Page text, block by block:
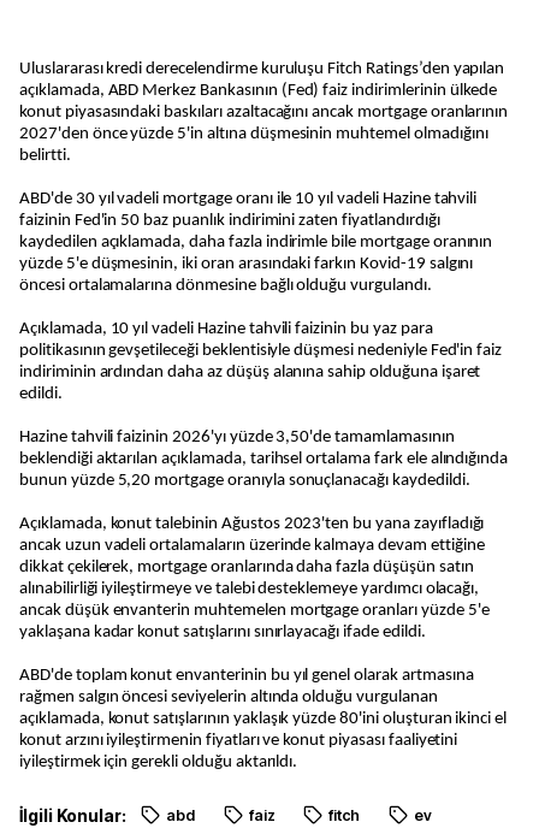
Uluslararası kredi derecelendirme kuruluşu Fitch Ratings’den yapılan
açıklamada, ABD Merkez Bankasının (Fed) faiz indirimlerinin ülkede
konut piyasasındaki baskıları azaltacağını ancak mortgage oranlarının
2027'den önce yüzde 5'in altına düşmesinin muhtemel olmadığını
belirtti.
ABD'de 30 yıl vadeli mortgage oranı ile 10 yıl vadeli Hazine tahvili
faizinin Fed'in 50 baz puanlık indirimini zaten fiyatlandırdığı
kaydedilen açıklamada, daha fazla indirimle bile mortgage oranının
yüzde 5'e düşmesinin, iki oran arasındaki farkın Kovid-19 salgını
öncesi ortalamalarına dönmesine bağlı olduğu vurgulandı.
Açıklamada, 10 yıl vadeli Hazine tahvili faizinin bu yaz para
politikasının gevşetileceği beklentisiyle düşmesi nedeniyle Fed'in faiz
indiriminin ardından daha az düşüş alanına sahip olduğuna işaret
edildi.
Hazine tahvili faizinin 2026'yı yüzde 3,50'de tamamlamasının
beklendiği aktarılan açıklamada, tarihsel ortalama fark ele alındığında
bunun yüzde 5,20 mortgage oranıyla sonuçlanacağı kaydedildi.
Açıklamada, konut talebinin Ağustos 2023'ten bu yana zayıfladığı
ancak uzun vadeli ortalamaların üzerinde kalmaya devam ettiğine
dikkat çekilerek, mortgage oranlarında daha fazla düşüşün satın
alınabilirliği iyileştirmeye ve talebi desteklemeye yardımcı olacağı,
ancak düşük envanterin muhtemelen mortgage oranları yüzde 5'e
yaklaşana kadar konut satışlarını sınırlayacağı ifade edildi.
ABD'de toplam konut envanterinin bu yıl genel olarak artmasına
rağmen salgın öncesi seviyelerin altında olduğu vurgulanan
açıklamada, konut satışlarının yaklaşık yüzde 80'ini oluşturan ikinci el
konut arzını iyileştirmenin fiyatları ve konut piyasası faaliyetini
iyileştirmek için gerekli olduğu aktarıldı.
İlgili Konular: abd faiz fitch ev